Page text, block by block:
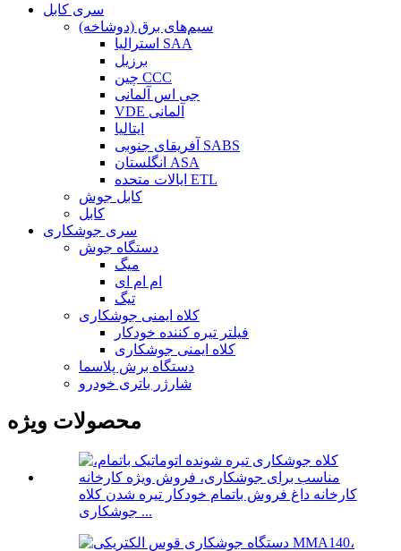
سری کابل
سیم‌های برق (دوشاخه)
استرالیا SAA
برزیل
چین CCC
جی اس آلمانی
VDE آلمانی
ایتالیا
آفریقای جنوبی SABS
انگلستان ASA
ایالات متحده ETL
کابل جوش
کابل
سری جوشکاری
دستگاه جوش
میگ
ام ام ای
تیگ
کلاه ایمنی جوشکاری
فیلتر تیره کننده خودکار
کلاه ایمنی جوشکاری
دستگاه برش پلاسما
شارژر باتری خودرو
محصولات ویژه
کارخانه داغ فروش باتمام خودکار تیره شدن کلاه
جوشکاری ...